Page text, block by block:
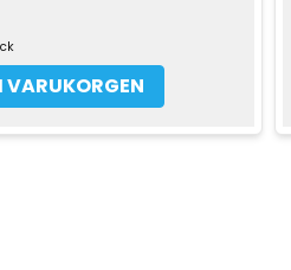
VARUKORGEN